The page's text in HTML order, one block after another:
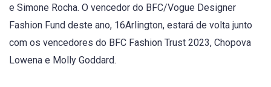
e Simone Rocha. O vencedor do BFC/Vogue Designer
Fashion Fund deste ano, 16Arlington, estará de volta junto
com os vencedores do BFC Fashion Trust 2023, Chopova
Lowena e Molly Goddard.